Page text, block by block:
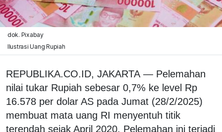
dok. Pixabay
Ilustrasi Uang Rupiah
REPUBLIKA.CO.ID, JAKARTA — Pelemahan
nilai tukar Rupiah sebesar 0,7% ke level Rp
16.578 per dolar AS pada Jumat (28/2/2025)
membuat mata uang RI menyentuh titik
terendah sejak April 2020. Pelemahan ini terjadi